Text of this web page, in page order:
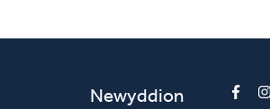
Newyddion